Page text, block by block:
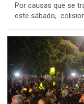
Por causas que se
este sábado,